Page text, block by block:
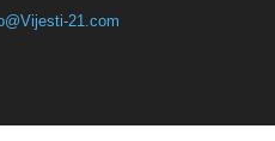
21.com